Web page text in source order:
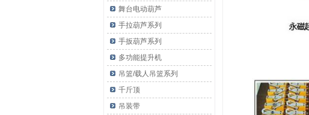
舞台电动葫芦
手拉葫芦系列
手扳葫芦系列
多功能提升机
吊篮/载人吊篮系列
千斤顶
吊装带